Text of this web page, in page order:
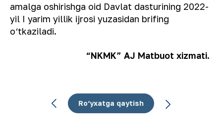
amalga oshirishga oid Davlat dasturining 2022-
yil I yarim yillik ijrosi yuzasidan brifing
o‘tkaziladi.
“NKMK” AJ Matbuot xizmati.
Ro‘yxatga qaytish